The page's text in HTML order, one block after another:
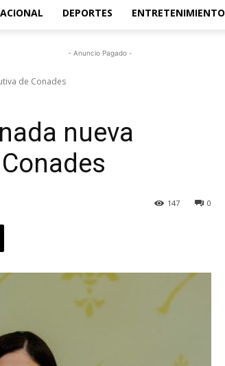
Digital
DEPORTES ENTRETENIMIENTO
- Anuncio Pagado -
de Conades
nueva
0
147